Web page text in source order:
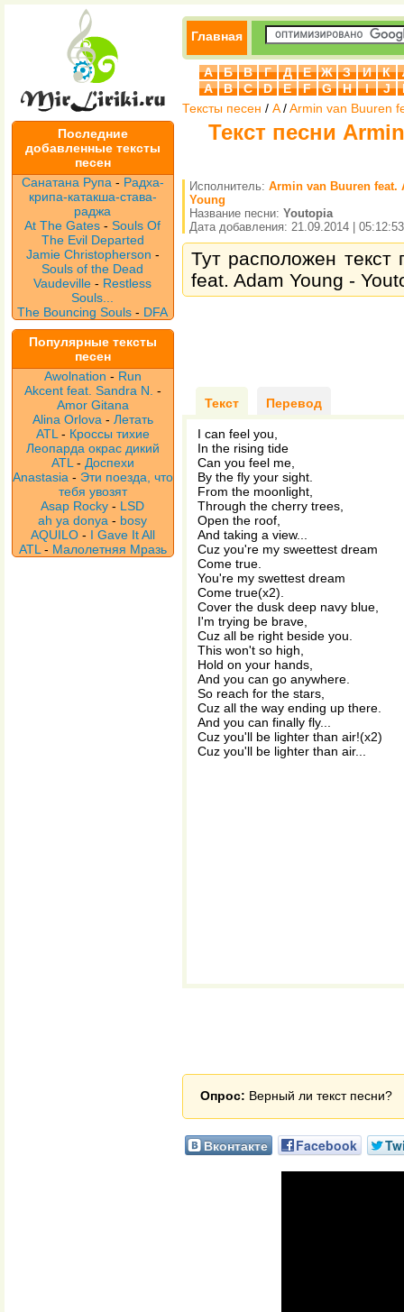
Последние
добавленные тексты
песен
Санатана Рупа - Радха-
крипа-катакша-става-
раджа
At The Gates -Souls Of
The Evil Departed
Jamie Christopherson -
Souls of the Dead
Vaudeville- Restless
Souls...
The Bouncing Souls - DFA
Популярные тексты
песен
Awolnation - Run
Akcent feat. Sandra N. -
Amor Gitana
Alina Orlova - Летать
ATL - Кроссы тихие
Леопарда окрас дикий
ATL - Доспехи
Anastasia - Эти поезда, что
тебя увозят
Asap Rocky - LSD
ah ya donya - bosy
AQUILO - I Gave It All
ATL - Малолетняя Мразь
Главная
А Б В Г Д Е Ж З И К
A
B C D E F G H I J
Тексты песен / A/Armin van Buuren
Текст песни
Исполнитель: Armin van Buuren feat.
Young
Название песни: Youtopia
Дата добавления: 21.09.2014 | 05:12:53
Тут расположен
feat. Adam Young -
Текст Перевод
I can feel you,
In the rising tide
Can you feel me,
By the fly your sight.
From the moonlight,
Through the cherry trees,
Open the roof,
And taking a view...
Cuz you're my sweettest dream
Come true.
You're my swettest dream
Come true(x2).
Cover the dusk deep navy blue,
I'm trying be brave,
Cuz all be right beside you.
This won't so high,
Hold on your hands,
And you can go anywhere.
So reach for the stars,
Cuz all the way ending up there.
And you can finally fly...
Cuz you'll be lighter than air!(x2)
Cuz you'll be lighter than air...
Опрос: Верный ли текст песни?
Вконтакте Facebook